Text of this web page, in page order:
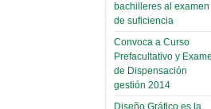
bachilleres al examen
de suficiencia
Convoca a Curso
Prefacultativo y
de Dispensación
gestión 2014
Diseño Gráfico es la